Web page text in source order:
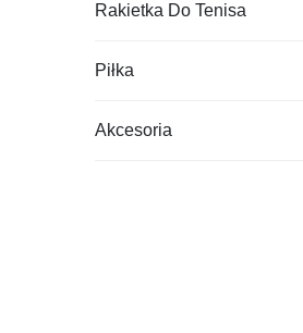
Rakietka Do Tenisa
Piłka
Akcesoria